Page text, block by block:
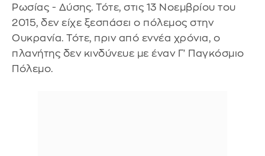
Ρωσίας - Δύσης. Τότε, στις 13 Νοεμβρίου του
2015, δεν είχε ξεσπάσει ο πόλεμος στην
Ουκρανία. Τότε, πριν από εννέα χρόνια, ο
πλανήτης δεν κινδύνευε με έναν Γ' Παγκόσμιο
Πόλεμο.